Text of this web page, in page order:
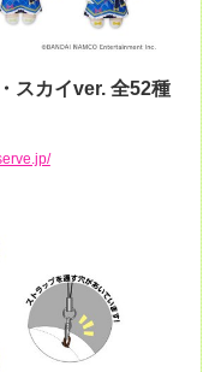
スカイver. 全52種